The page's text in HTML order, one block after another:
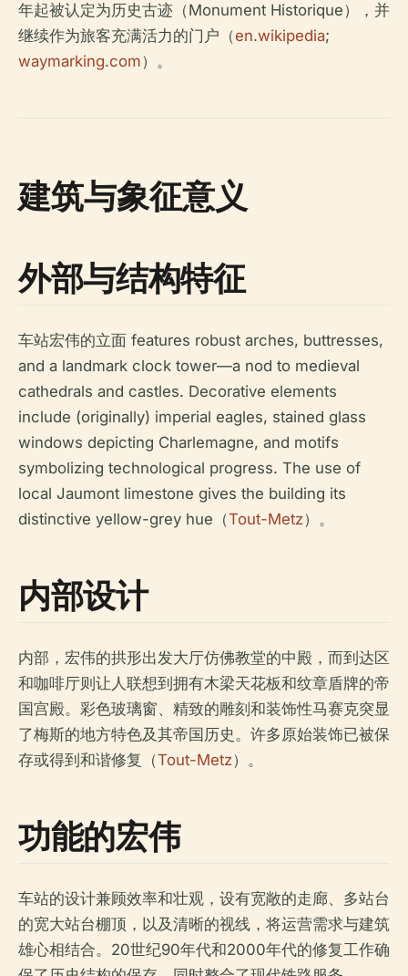
年起被认定为历史古迹（Monument Historique），并
继续作为旅客充满活力的门户（en.wikipedia;
waymarking.com）。
建筑与象征意义
外部与结构特征
车站宏伟的立面 features robust arches, buttresses,
and a landmark clock tower—a nod to medieval
cathedrals and castles. Decorative elements
include (originally) imperial eagles, stained glass
windows depicting Charlemagne, and motifs
symbolizing technological progress. The use of
local Jaumont limestone gives the building its
distinctive yellow-grey hue（Tout-Metz）。
内部设计
内部，宏伟的拱形出发大厅仿佛教堂的中殿，而到达区
和咖啡厅则让人联想到拥有木梁天花板和纹章盾牌的帝
国宫殿。彩色玻璃窗、精致的雕刻和装饰性马赛克突显
了梅斯的地方特色及其帝国历史。许多原始装饰已被保
存或得到和谐修复（Tout-Metz）。
功能的宏伟
车站的设计兼顾效率和壮观，设有宽敞的走廊、多站台
的宽大站台棚顶，以及清晰的视线，将运营需求与建筑
雄心相结合。20世纪90年代和2000年代的修复工作确